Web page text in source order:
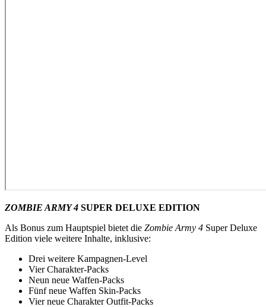
ZOMBIE ARMY 4 SUPER DELUXE EDITION
Als Bonus zum Hauptspiel bietet die Zombie Army 4 Super Deluxe
Edition viele weitere Inhalte, inklusive:
Drei weitere Kampagnen-Level
Vier Charakter-Packs
Neun neue Waffen-Packs
Fünf neue Waffen Skin-Packs
Vier neue Charakter Outfit-Packs